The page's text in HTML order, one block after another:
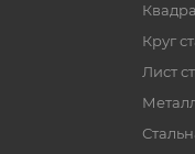
Круг
Лист